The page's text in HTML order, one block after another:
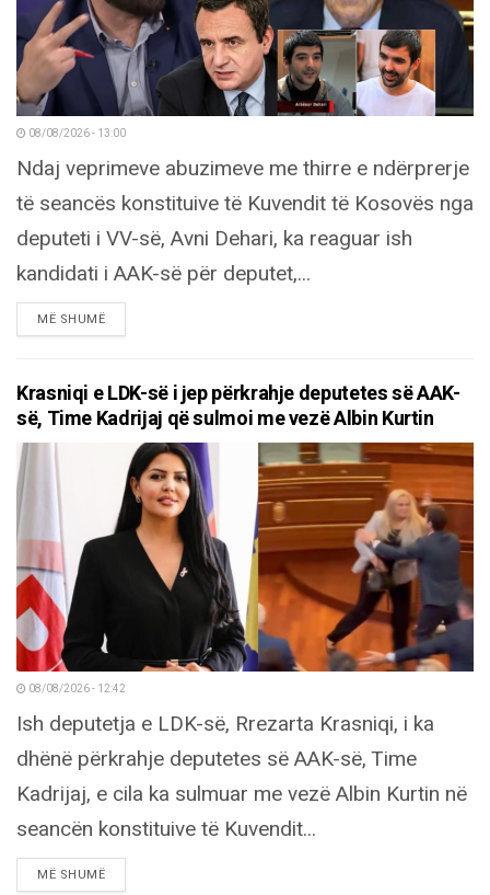
08/08/2026 - 13:00
Ndaj veprimeve abuzimeve me thirre e ndërprerje
të seancës konstituive të Kuvendit të Kosovës nga
deputeti i VV-së, Avni Dehari, ka reaguar ish
kandidati i AAK-së për deputet,...
MË SHUMËDETAILS
Krasniqi e LDK-së i jep përkrahje deputetes së AAK-
së, Time Kadrijaj që sulmoi me vezë Albin Kurtin
08/08/2026 - 12:42
Ish deputetja e LDK-së, Rrezarta Krasniqi, i ka
dhënë përkrahje deputetes së AAK-së, Time
Kadrijaj, e cila ka sulmuar me vezë Albin Kurtin në
seancën konstituive të Kuvendit...
MË SHUMËDETAILS